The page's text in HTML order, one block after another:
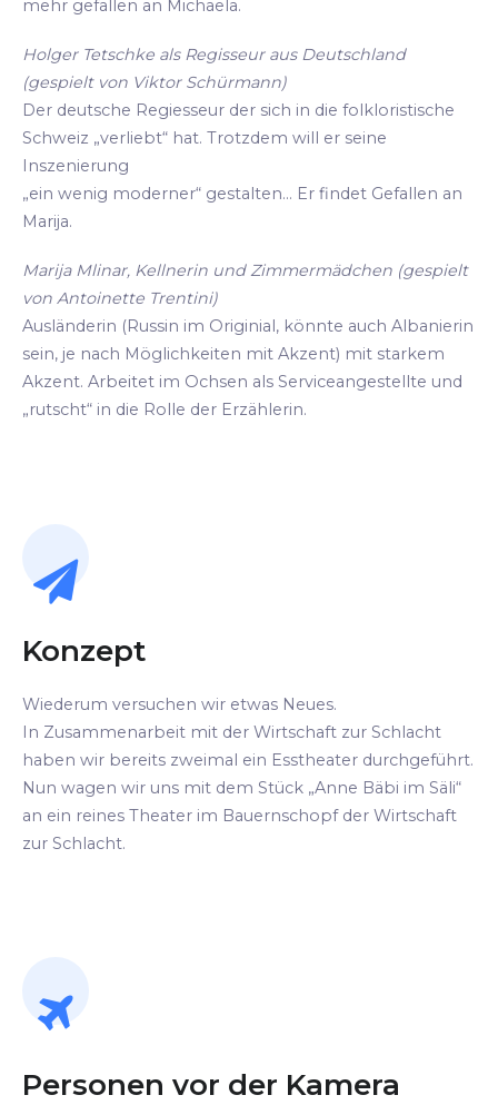
mehr gefallen an Michaela.
Holger Tetschke als Regisseur aus Deutschland
(gespielt von Viktor Schürmann)
Der deutsche Regiesseur der sich in die folkloristische
Schweiz „verliebt“ hat. Trotzdem will er seine
Inszenierung
„ein wenig moderner“ gestalten... Er findet Gefallen an
Marija.
Marija Mlinar, Kellnerin und Zimmermädchen (gespielt
von Antoinette Trentini)
Ausländerin (Russin im Originial, könnte auch Albanierin
sein, je nach Möglichkeiten mit Akzent) mit starkem
Akzent. Arbeitet im Ochsen als Serviceangestellte und
„rutscht“ in die Rolle der Erzählerin.
Konzept
Wiederum versuchen wir etwas Neues.
In Zusammenarbeit mit der Wirtschaft zur Schlacht
haben wir bereits zweimal ein Esstheater durchgeführt.
Nun wagen wir uns mit dem Stück „Anne Bäbi im Säli“
an ein reines Theater im Bauernschopf der Wirtschaft
zur Schlacht.
Personen vor der Kamera